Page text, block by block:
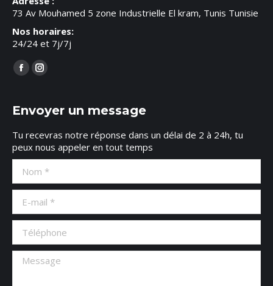
73 Av Mouhamed 5 zone Industrielle El kram, Tunis Tunisie
Nos horaires:
24/24 et 7j/7j
Trouvez nous sur :
Facebook
opens
new
window
Instagram
opens
new
window
Envoyer un message
Tu recevras notre réponse dans un délai de 2 à 24h, tu
peux nous appeler en tout temps
Téléphone
Message